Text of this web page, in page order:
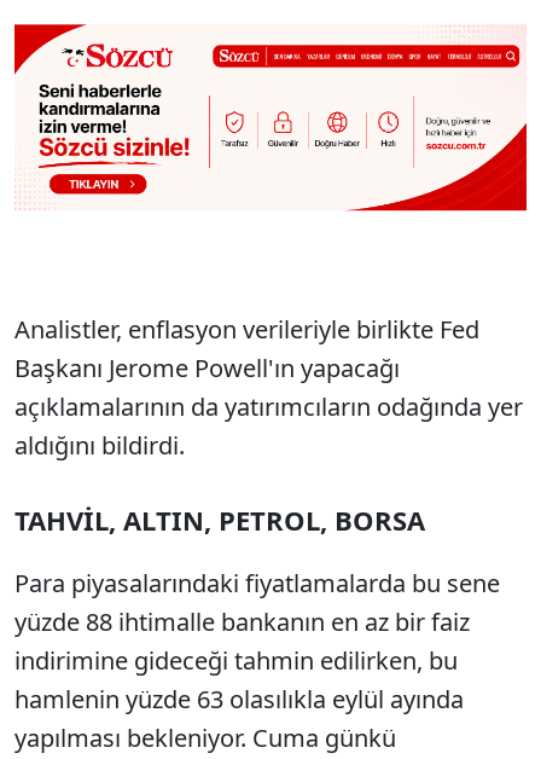
Analistler, enflasyon verileriyle birlikte Fed
Başkanı Jerome Powell'ın yapacağı
açıklamalarının da yatırımcıların odağında yer
aldığını bildirdi.
TAHVİL, ALTIN, PETROL, BORSA
Para piyasalarındaki fiyatlamalarda bu sene
yüzde 88 ihtimalle bankanın en az bir faiz
indirimine gideceği tahmin edilirken, bu
hamlenin yüzde 63 olasılıkla eylül ayında
yapılması bekleniyor. Cuma günkü